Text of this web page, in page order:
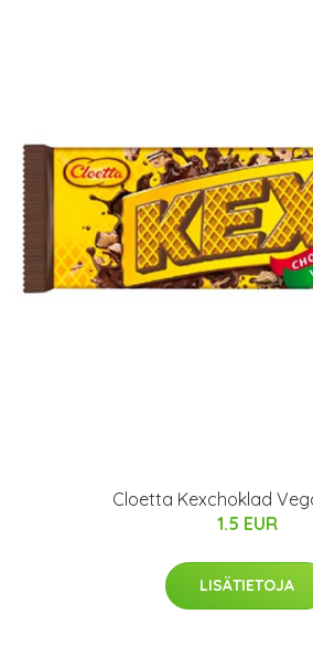
Cloetta Kexchoklad
1.5 EUR
LISÄTIETOJA